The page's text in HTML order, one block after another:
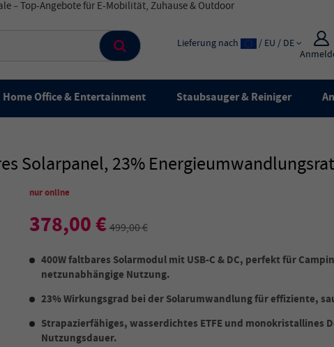
Lieferung nach / EU / DE
Office & Entertainment Staubsauger & Reiniger
Solarpanel, 23%
nur online
378,00 €499,00 €
400W faltbares Solarmodul mit USB-C & DC, perfekt für
netzunabhängige Nutzung.
23% Wirkungsgrad bei der Solarumwandlung für effiziente,
Strapazierfähiges, wasserdichtes ETFE und monokristallines
Nutzungsdauer.